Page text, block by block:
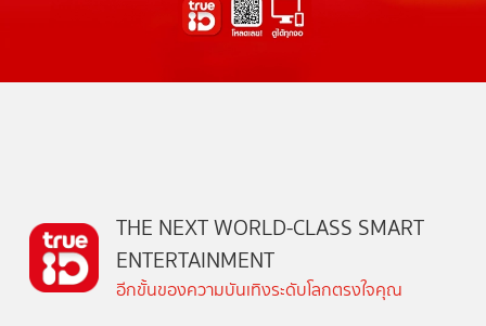
THE NEXT WORLD-CLASS SMART
ENTERTAINMENT
อีกขั้นของความบันเทิงระดับโลกตรงใจคุณ